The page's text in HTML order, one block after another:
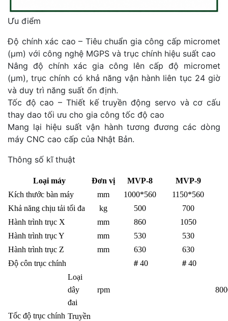
Ưu điểm
Độ chính xác cao – Tiêu chuẩn gia công cấp micromet
(μm) với công nghệ MGPS và trục chính hiệu suất cao
Nâng độ chính xác gia công lên cấp độ micromet
(μm), trục chính có khả năng vận hành liên tục 24 giờ
và duy trì năng suất ổn định.
Tốc độ cao – Thiết kế truyền động servo và cơ cấu
thay dao tối ưu cho gia công tốc độ cao
Mang lại hiệu suất vận hành tương đương các dòng
máy CNC cao cấp của Nhật Bản.
Thông số kĩ thuật
Loại máy Đơn vị MVP-8
MVP-9
Kích thước bàn máy
mm 1000*560
1150*560
Khả năng chịu tải tối đa
kg 500
700
Hành trình trục X
mm 860
1050
Hành trình trục Y
mm 530
530
Hành trình trục Z
mm 630
630
Độ côn trục chính
＃40 ＃40
Tốc độ trục chính
Loại
dây
đai
rpm
Truyền